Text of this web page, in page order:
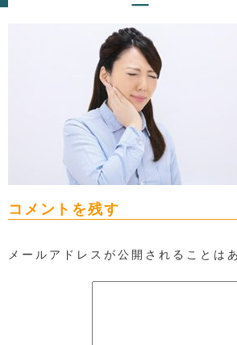
コメントを残す
メールアドレスが公開されることは